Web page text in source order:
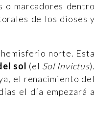
o marcadores dentro
de los dioses y
norte. Esta
sol (el Sol Invictus).
el renacimiento del
el día empezará a